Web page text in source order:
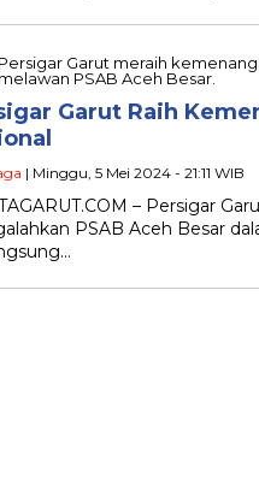
Garut Raih
| Minggu, 5 Mei 2024 - 21:11 WIB
– Persigar
PSAB Aceh Besar